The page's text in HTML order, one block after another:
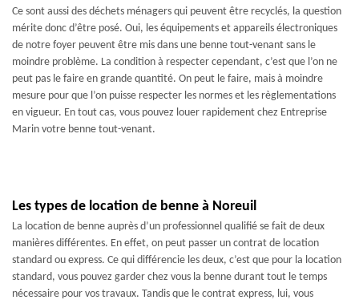
Ce sont aussi des déchets ménagers qui peuvent être recyclés, la question
mérite donc d’être posé. Oui, les équipements et appareils électroniques
de notre foyer peuvent être mis dans une benne tout-venant sans le
moindre problème. La condition à respecter cependant, c’est que l’on ne
peut pas le faire en grande quantité. On peut le faire, mais à moindre
mesure pour que l’on puisse respecter les normes et les règlementations
en vigueur. En tout cas, vous pouvez louer rapidement chez Entreprise
Marin votre benne tout-venant.
Les types de location de benne à Noreuil
La location de benne auprès d’un professionnel qualifié se fait de deux
manières différentes. En effet, on peut passer un contrat de location
standard ou express. Ce qui différencie les deux, c’est que pour la location
standard, vous pouvez garder chez vous la benne durant tout le temps
nécessaire pour vos travaux. Tandis que le contrat express, lui, vous